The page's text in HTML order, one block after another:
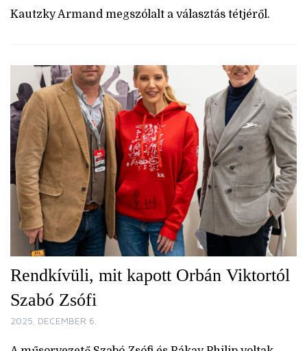
Kautzky Armand megszólalt a választás tétjéről.
Rendkívüli, mit kapott Orbán Viktortól
Szabó Zsófi
2025. DECEMBER 6.